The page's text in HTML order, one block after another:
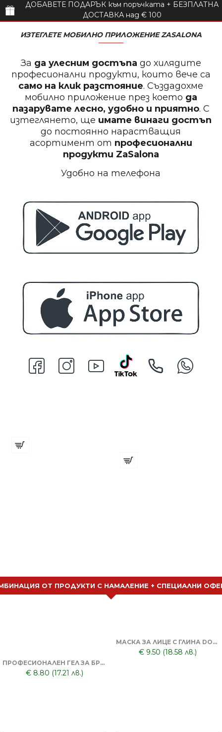
ДОБАВЕТЕ ПОДАРЪК към поръчката + БЕЗПЛАТНА
ДОСТАВКА над € 100
ИЗТЕГЛЕТЕ МОБИЛНО ПРИЛОЖЕНИЕ ZASALONA
За да улесним достъпа до хилядите
професионални продукти, които вече са
само на клик разстояние. Създадохме
мобилно приложение през което да
пазарувате лесно, удобно и приятно. С
изтеглянето, ще имате винаги достъп
до постоянно нарастващия
асортимент от професионални
продукти ZaSalona
Удобно на телефона
ОТ ПРОДУКТИ С НАМАЛЕНИЕ + СПЕЦИАЛНИ
ПРОФЕСИОНАЛЕН ГЕЛ ЗА БРЪСНЕНЕ 1000 ML + БРЪСНАЧ ЗА ЕДНОКРАТНИ НОЖЧЕТА + БРЪСНАРСКИ НОЖЧЕТА ASTRA - 5БР
€ 8.80 (17.21 лв.)
МАСКА ЗА ЛИЦЕ С ГЛИНА DORSH + ПОЧИСТВАЩА ЧЕРНА МАСКА ЗА ЛИЦЕ DORSH
€ 9.50 (18.58 лв.)